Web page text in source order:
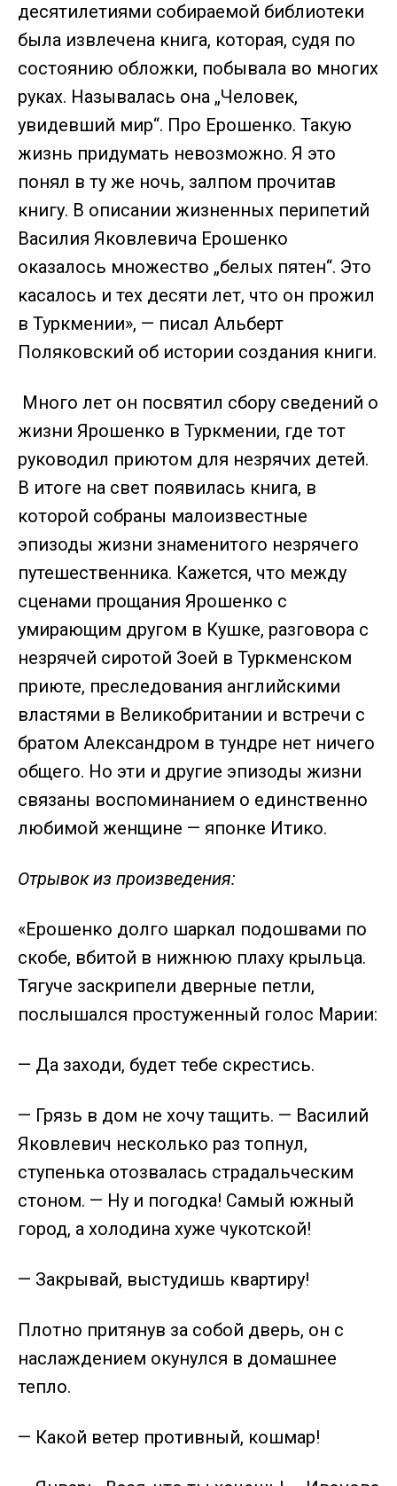
десятилетиями собираемой библиотеки
была извлечена книга, которая, судя по
состоянию обложки, побывала во многих
руках. Называлась она „Человек,
увидевший мир“. Про Ерошенко. Такую
жизнь придумать невозможно. Я это
понял в ту же ночь, залпом прочитав
книгу. В описании жизненных перипетий
Василия Яковлевича Ерошенко
оказалось множество „белых пятен“. Это
касалось и тех десяти лет, что он прожил
в Туркмении», — писал Альберт
Поляковский об истории создания книги.
Много лет он посвятил сбору сведений о
жизни Ярошенко в Туркмении, где тот
руководил приютом для незрячих детей.
В итоге на свет появилась книга, в
которой собраны малоизвестные
эпизоды жизни знаменитого незрячего
путешественника. Кажется, что между
сценами прощания Ярошенко с
умирающим другом в Кушке, разговора с
незрячей сиротой Зоей в Туркменском
приюте, преследования английскими
властями в Великобритании и встречи с
братом Александром в тундре нет ничего
общего. Но эти и другие эпизоды жизни
связаны воспоминанием о единственно
любимой женщине — японке Итико.
Отрывок из произведения:
«Ерошенко долго шаркал подошвами по
скобе, вбитой в нижнюю плаху крыльца.
Тягуче заскрипели дверные петли,
послышался простуженный голос Марии:
— Да заходи, будет тебе скрестись.
— Грязь в дом не хочу тащить. — Василий
Яковлевич несколько раз топнул,
ступенька отозвалась страдальческим
стоном. — Ну и погодка! Самый южный
город, а холодина хуже чукотской!
— Закрывай, выстудишь квартиру!
Плотно притянув за собой дверь, он с
наслаждением окунулся в домашнее
тепло.
— Какой ветер противный, кошмар!